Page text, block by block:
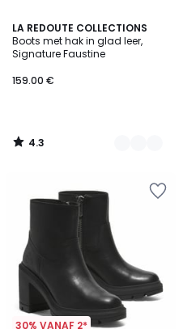
LA REDOUTE COLLECTIONS
Boots met hak in glad leer,
Signature Faustine
159.00 €
4.3
/ 5
2
Kleuren
4.3
/
30% VANAF 2*